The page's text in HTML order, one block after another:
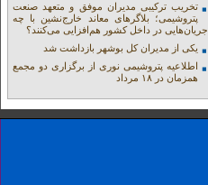
تخریب ترکیبی مدیران موفق و متعهد صنعت
پتروشیمی؛ بلاگرهای معاند خارج‌نشین با چه
جریان‌هایی در داخل کشور هم‌افزایی می‌کنند؟
یکی از مدیران کل بوشهر بازداشت شد
اطلاعیه پتروشیمی نوری از برگزاری دو مجمع
همزمان در ۱۸ مرداد